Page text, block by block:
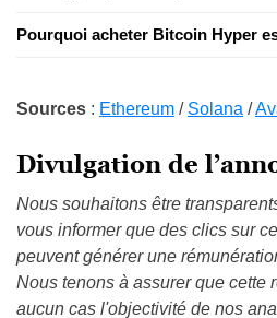
Pourquoi acheter Bitcoin Hyper
Sources : Ethereum / Solana /
Divulgation de
Nous souhaitons être
vous informer que des clics sur
peuvent générer une
Nous tenons à assurer que cette
aucun cas l'objectivité de nos